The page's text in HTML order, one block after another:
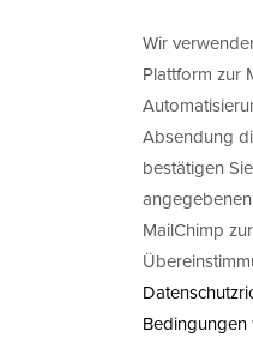
Wir
Plattform zur
Absendung
bestätigen
MailChimp
Bedingungen